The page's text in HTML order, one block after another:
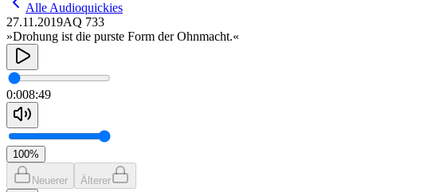
Alle Audioquickies
27.11.2019AQ 733
»Drohung ist die purste Form der Ohnmacht.«
0:008:49
100%
Neuerer Älterer